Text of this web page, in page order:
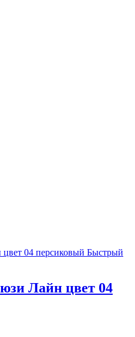
Быстрый
Лайн цвет 04